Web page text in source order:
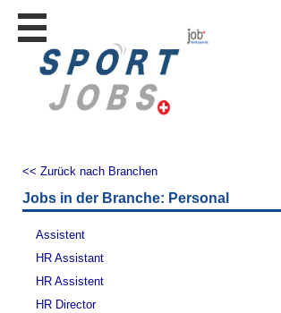
Stellen
finden
inserieren
Personalberatungen
Tipp's
WERBUNG
JOB-
Lehrstellen
<< Zurück nach Branchen
Jobs in der Branche: Personal
Assistent
HR Assistant
HR Assistent
HR Director